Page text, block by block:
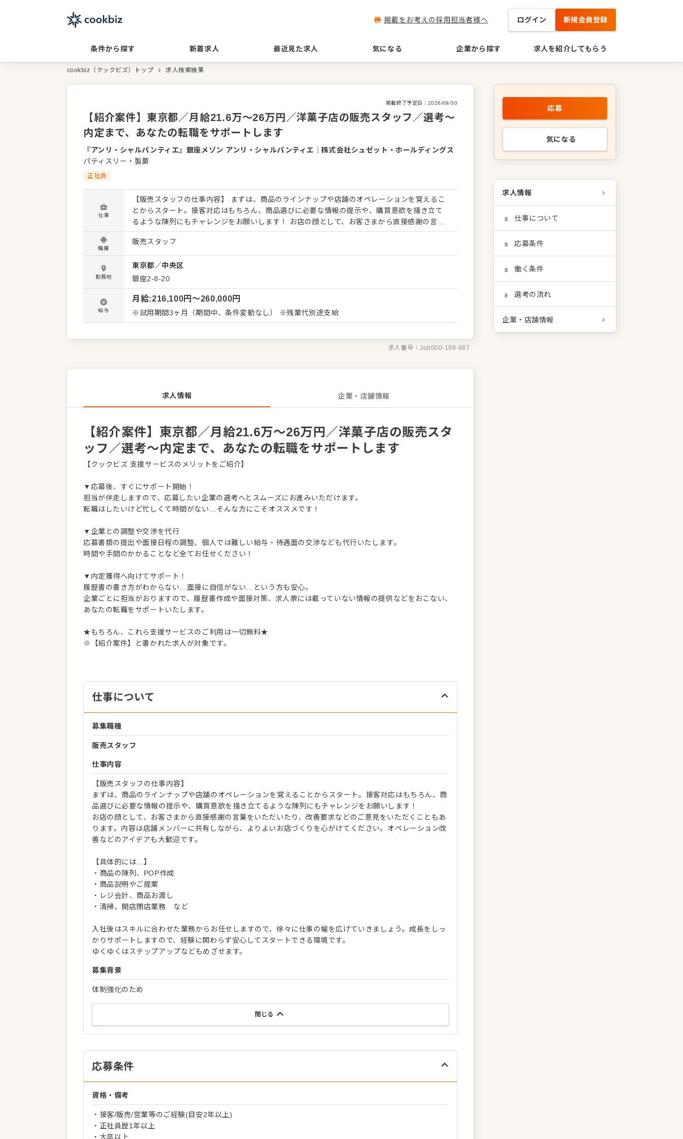
掲載をお考えの採用担当者様へ ログイン 新規会員登録
条件から探す 新着求人 最近見た求人 気になる 企業から探す 求人を紹介してもらう
cookbiz（クックビズ）トップ 求人検索結果
掲載終了予定日： 2026/09/30
【紹介案件】東京都／月給21.6万～26万円／洋菓子店の販売スタッフ／選考～
内定まで、あなたの転職をサポートします
『アンリ・シャルパンティエ』銀座メゾン アンリ・シャルパンティエ ｜株式会社シュゼット・ホールディングス
パティスリー・製菓
正社員
仕事
【販売スタッフの仕事内容】 まずは、商品のラインナップや店舗のオペレーションを覚えるこ
とからスタート。接客対応はもちろん、商品選びに必要な情報の提示や、購買意欲を掻き立て
るような陳列にもチャレンジをお願いします！ お店の顔として、お客さまから直接感謝の言葉
をいただいたり、改善要求などのご意見をいただくこともあります。内容は店舗メンバーに共
有しながら、よりよいお店づくりを心がけてください。オペレーション改善などのアイデアも
大歓迎です。 【具体的には…】 ・商品の陳列、POP作成 ・商品説明やご提案 ・レジ会計、商
品お渡し ・清掃、開店閉店業務 など 入社後はスキルに合わせた業務からお任せしますので、
徐々に仕事の幅を広げていきましょう。成長をしっかりサポートしますので、経験に関わらず
安心してスタートできる環境です。 ゆくゆくはステップアップなどもめざせます。
職種
販売スタッフ
勤務地
東京都／中央区
銀座2-8-20
給与
月給:216,100円〜260,000円
※試用期間3ヶ月（期間中、条件変動なし） ※残業代別途支給
求人番号：Job000-199-687
求人情報 企業・店舗情報
【紹介案件】東京都／月給21.6万～26万円／洋菓子店の販売スタ
ッフ／選考～内定まで、あなたの転職をサポートします
【クックビズ 支援サービスのメリットをご紹介】
▼応募後、すぐにサポート開始！
担当が伴走しますので、応募したい企業の選考へとスムーズにお進みいただけます。
転職はしたいけど忙しくて時間がない…そんな方にこそオススメです！
▼企業との調整や交渉を代行
応募書類の提出や面接日程の調整、個人では難しい給与・待遇面の交渉なども代行いたします。
時間や手間のかかることなど全てお任せください！
▼内定獲得へ向けてサポート！
履歴書の書き方がわからない…面接に自信がない…という方も安心。
企業ごとに担当がおりますので、履歴書作成や面接対策、求人票には載っていない情報の提供などをおこない、
あなたの転職をサポートいたします。
★もちろん、これら支援サービスのご利用は一切無料★
※【紹介案件】と書かれた求人が対象です。
仕事について
募集職種
販売スタッフ
仕事内容
【販売スタッフの仕事内容】
まずは、商品のラインナップや店舗のオペレーションを覚えることからスタート。接客対応はもちろん、商
品選びに必要な情報の提示や、購買意欲を掻き立てるような陳列にもチャレンジをお願いします！
お店の顔として、お客さまから直接感謝の言葉をいただいたり、改善要求などのご意見をいただくこともあ
ります。内容は店舗メンバーに共有しながら、よりよいお店づくりを心がけてください。オペレーション改
善などのアイデアも大歓迎です。
【具体的には…】
・商品の陳列、POP作成
・商品説明やご提案
・レジ会計、商品お渡し
・清掃、開店閉店業務 など
入社後はスキルに合わせた業務からお任せしますので、徐々に仕事の幅を広げていきましょう。成長をしっ
かりサポートしますので、経験に関わらず安心してスタートできる環境です。
ゆくゆくはステップアップなどもめざせます。
募集背景
体制強化のため
閉じる
応募条件
資格・備考
・接客/販売/営業等のご経験(目安2年以上)
・正社員歴1年以上
・大卒以上
応募
気になる
求人情報
仕事について
応募条件
働く条件
選考の流れ
企業・店舗情報